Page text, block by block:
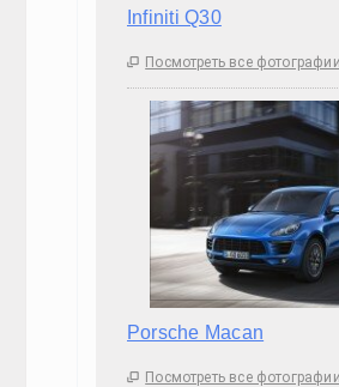
Infiniti Q30
 Посмотреть все фотографии
Porsche Macan
 Посмотреть все фотографии